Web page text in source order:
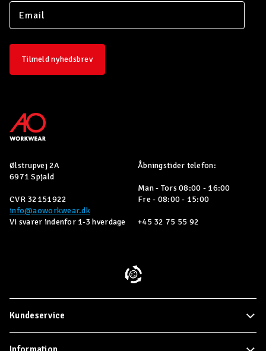
Tilmeld nyhedsbrev
Ølstrupvej 2A
6971 Spjald
CVR 32151922
info@aoworkwear.dk
Vi svarer indenfor 1-3 hverdage
Åbningstider telefon:
Man - Tors 08:00 - 16:00
Fre - 08:00 - 15:00
+45 32 75 55 92
Kundeservice